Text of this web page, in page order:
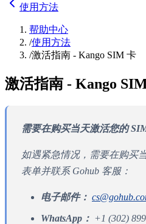
使用方法
帮助中心
/使用方法
/激活指南 - Kango SIM 卡
激活指南 - Kango
需要在购买当天激活您的
如遇紧急情况，需要在购买
表单并联系 Gohub 客服：
电子邮件：
WhatsApp： +1 (302)